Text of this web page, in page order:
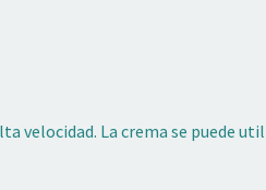
velocidad. La crema se puede